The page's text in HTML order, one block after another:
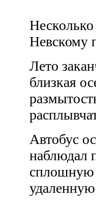
Несколько
Невскому
Лето
близкая
Автобус
наблюдал
сплошную